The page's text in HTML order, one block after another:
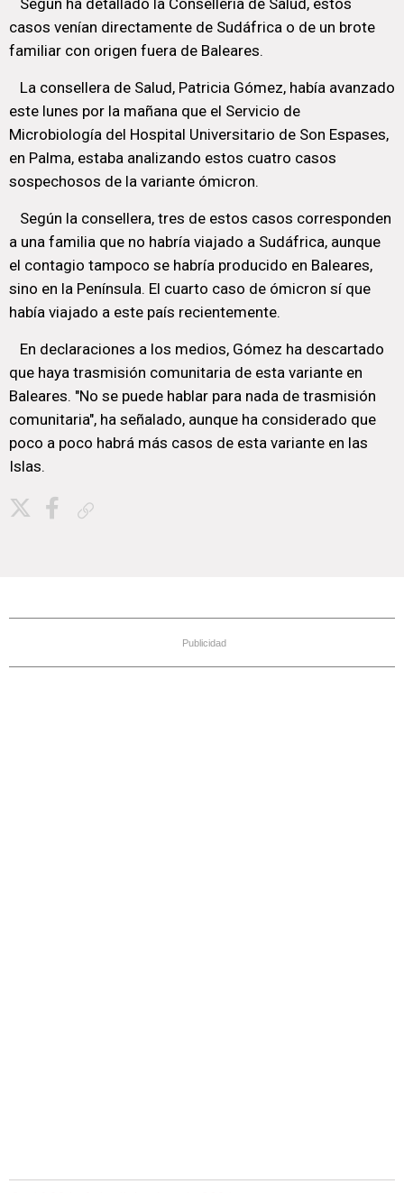
Según ha detallado la Conselleria de Salud, estos
casos venían directamente de Sudáfrica o de un brote
familiar con origen fuera de Baleares.
La consellera de Salud, Patricia Gómez, había avanzado
este lunes por la mañana que el Servicio de
Microbiología del Hospital Universitario de Son Espases,
en Palma, estaba analizando estos cuatro casos
sospechosos de la variante ómicron.
Según la consellera, tres de estos casos corresponden
a una familia que no habría viajado a Sudáfrica, aunque
el contagio tampoco se habría producido en Baleares,
sino en la Península. El cuarto caso de ómicron sí que
había viajado a este país recientemente.
En declaraciones a los medios, Gómez ha descartado
que haya trasmisión comunitaria de esta variante en
Baleares. "No se puede hablar para nada de trasmisión
comunitaria", ha señalado, aunque ha considerado que
poco a poco habrá más casos de esta variante en las
Islas.
Publicidad